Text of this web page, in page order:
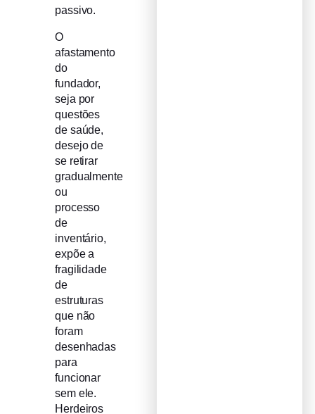
passivo.
O
afastamento
do
fundador,
seja por
questões
de saúde,
desejo de
se retirar
gradualmente
ou
processo
de
inventário,
expõe a
fragilidade
de
estruturas
que não
foram
desenhadas
para
funcionar
sem ele.
Herdeiros